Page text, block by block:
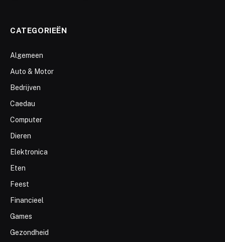
CATEGORIEËN
Algemeen
Auto & Motor
Bedrijven
Caedau
Computer
Dieren
Elektronica
Eten
Feest
Financieel
Games
Gezondheid